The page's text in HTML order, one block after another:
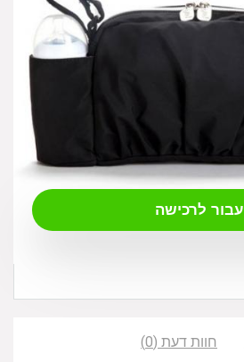
עבור לרכישה
חוות דעת (0)